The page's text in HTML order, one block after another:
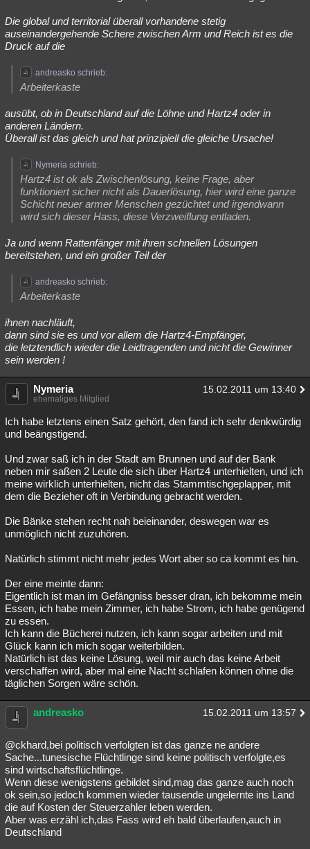
Die global und territorial überall vorhandene stetig
auseinandergehende Schere zwischen Arm und Reich ist es die
Druck auf die
andreasko schrieb:
Arbeiterkaste
ausübt, ob in Deutschland auf die Löhne und Hartz4 oder in
anderen Ländern.
Überall ist das gleich und hat prinzipiell die gleiche Ursache!
Nymeria schrieb:
Hartz4 ist ok als Zwischenlösung, keine Frage, aber
funktioniert sicher nicht als Dauerlösung, hier wird eine ganze
Schicht neuer armer Menschen gezüchtet und irgendwann
wird sich dieser Hass, diese Verzweiflung entladen.
Ja und wenn Rattenfänger mit ihren schnellen Lösungen
bereitstehen, und ein großer Teil der
andreasko schrieb:
Arbeiterkaste
ihnen nachläuft,
dann sind sie es und vor allem die Hartz4-Empfänger,
die letztendlich wieder die Leidtragenden und nicht die Gewinner
sein werden !
Nymeria 15.02.2011 um 13:40
ehemaliges Mitglied
Ich habe letztens einen Satz gehört, den fand ich sehr denkwürdig
und beängstigend.
Und zwar saß ich in der Stadt am Brunnen und auf der Bank
neben mir saßen 2 Leute die sich über Hartz4 unterhielten, und ich
meine wirklich unterhielten, nicht das Stammtischgeplapper, mit
dem die Bezieher oft in Verbindung gebracht werden.
Die Bänke stehen recht nah beieinander, deswegen war es
unmöglich nicht zuzuhören.
Natürlich stimmt nicht mehr jedes Wort aber so ca kommt es hin.
Der eine meinte dann:
Eigentlich ist man im Gefängniss besser dran, ich bekomme mein
Essen, ich habe mein Zimmer, ich habe Strom, ich habe genügend
zu essen.
Ich kann die Bücherei nutzen, ich kann sogar arbeiten und mit
Glück kann ich mich sogar weiterbilden.
Natürlich ist das keine Lösung, weil mir auch das keine Arbeit
verschaffen wird, aber mal eine Nacht schlafen können ohne die
täglichen Sorgen wäre schön.
andreasko 15.02.2011 um 13:57
@ckhard,bei politisch verfolgten ist das ganze ne andere
Sache...tunesische Flüchtlinge sind keine politisch verfolgte,es
sind wirtschaftsflüchtlinge.
Wenn diese wenigstens gebildet sind,mag das ganze auch noch
ok sein,so jedoch kommen wieder tausende ungelernte ins Land
die auf Kosten der Steuerzahler leben werden.
Aber was erzähl ich,das Fass wird eh bald überlaufen,auch in
Deutschland